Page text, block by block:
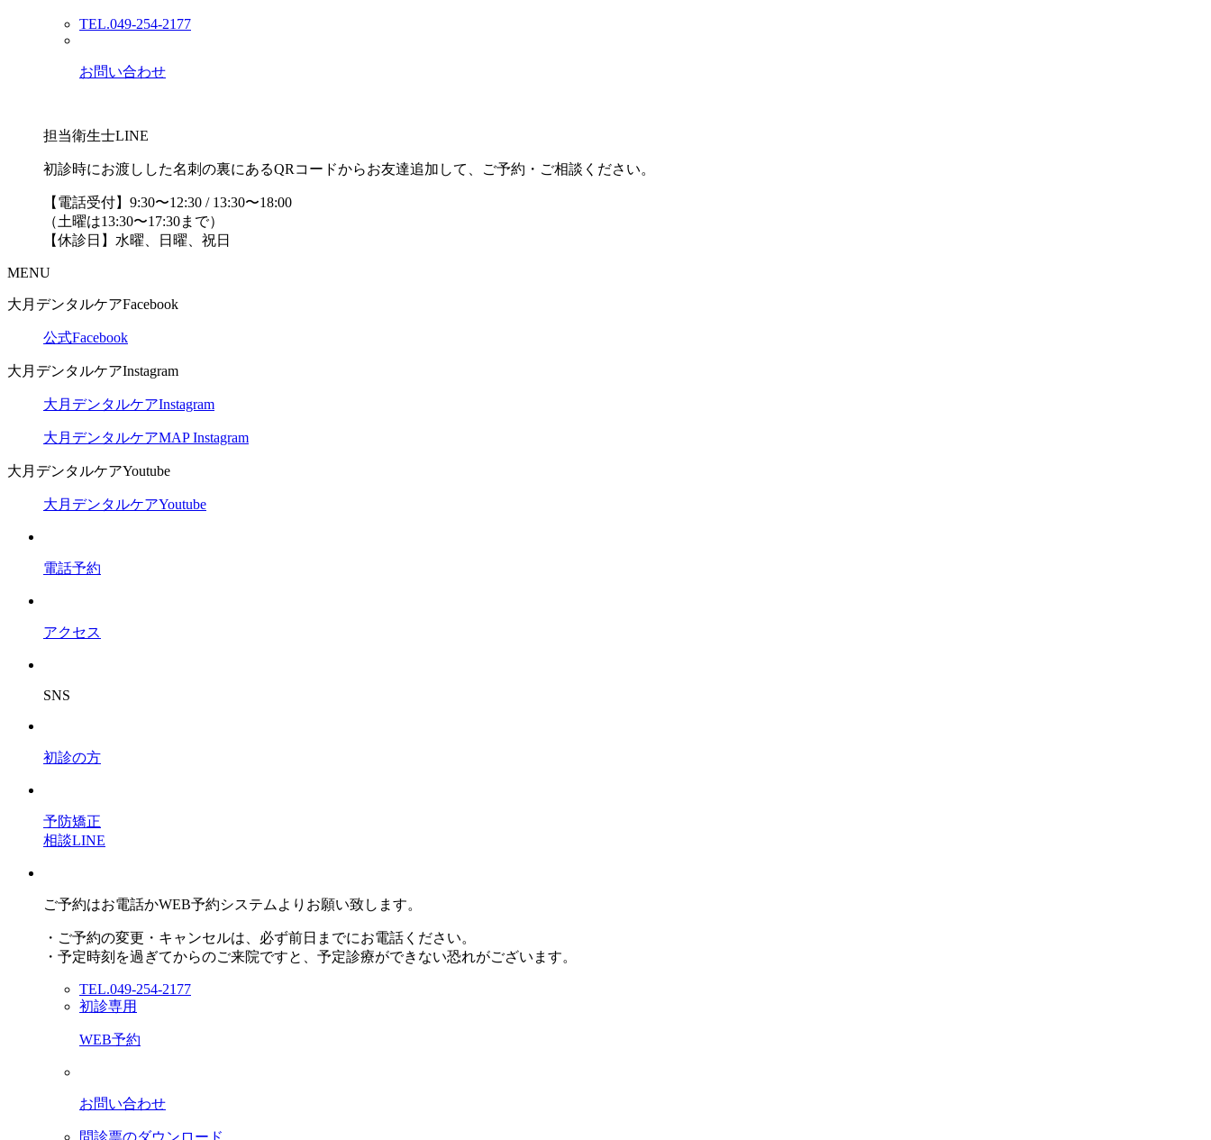
TEL.049-254-2177
お問い合わせ
担当衛生士LINE
初診時にお渡しした名刺の裏にあるQRコードからお友達追加して、ご予約・ご相談ください。
【電話受付】9:30〜12:30 / 13:30〜18:00
（土曜は13:30〜17:30まで）
【休診日】水曜、日曜、祝日
MENU
大月デンタルケアFacebook
公式Facebook
大月デンタルケアInstagram
大月デンタルケアInstagram
大月デンタルケアMAP Instagram
大月デンタルケアYoutube
大月デンタルケアYoutube
電話予約
アクセス
SNS
初診の方
予防矯正
相談LINE
ご予約はお電話かWEB予約システムよりお願い致します。
・ご予約の変更・キャンセルは、必ず前日までにお電話ください。
・予定時刻を過ぎてからのご来院ですと、予定診療ができない恐れがございます。
TEL.049-254-2177
初診専用
WEB予約
お問い合わせ
問診票のダウンロード